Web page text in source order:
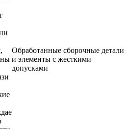
Обработанные сборочные детали
и элементы с жесткими
допусками